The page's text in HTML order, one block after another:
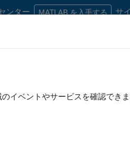
ンター MATLAB を入手する サ
イベントやサービスを確認でき